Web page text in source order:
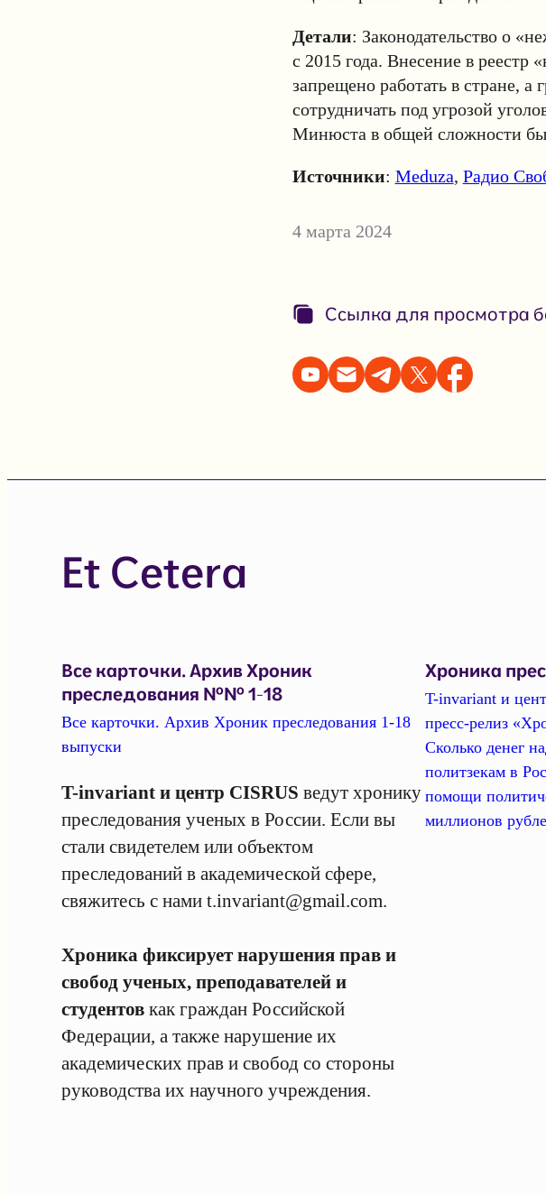
Детали: Законодательство о
с 2015 года. Внесение в реестр
запрещено работать в стране,
сотрудничать под угрозой
Минюста в общей сложности
Источники: Meduza, Радио
4 марта 2024
Ссылка для просмотра
Et Cetera
Все карточки. Архив Хроник
преследования №№ 1-18
Все карточки. Архив Хроник преследования 1-18
выпуски
T-invariant и центр CISRUS ведут хронику
преследования ученых в России. Если вы
стали свидетелем или объектом
преследований в академической сфере,
свяжитесь с намиt.invariant@gmail.com.
Хроника фиксирует нарушения прав и
свобод ученых, преподавателей и
студентов как граждан Российской
Федерации, а также нарушение их
академических прав и свобод со стороны
руководства их научного учреждения.
Хроника
T-invariant и
пресс-релиз
Сколько денег
политзекам в
помощи
миллионов